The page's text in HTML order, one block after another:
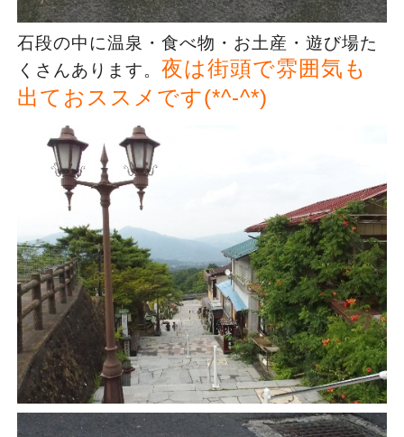
石段の中に温泉・食べ物・お土産・遊び場た
くさんあります。 夜は街頭で雰囲気も
出ておススメです(*^-^*)